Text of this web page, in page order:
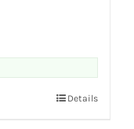
Details